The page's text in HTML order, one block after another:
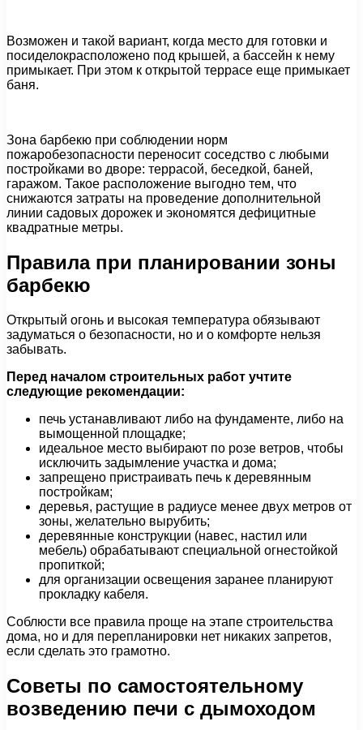
Возможен и такой вариант, когда место для готовки и
посиделокрасположено под крышей, а бассейн к нему
примыкает. При этом к открытой террасе еще примыкает
баня.
Зона барбекю при соблюдении норм
пожаробезопасности переносит соседство с любыми
постройками во дворе: террасой, беседкой, баней,
гаражом. Такое расположение выгодно тем, что
снижаются затраты на проведение дополнительной
линии садовых дорожек и экономятся дефицитные
квадратные метры.
Правила при планировании зоны
барбекю
Открытый огонь и высокая температура обязывают
задуматься о безопасности, но и о комфорте нельзя
забывать.
Перед началом строительных работ учтите
следующие рекомендации:
печь устанавливают либо на фундаменте, либо на
вымощенной площадке;
идеальное место выбирают по розе ветров, чтобы
исключить задымление участка и дома;
запрещено пристраивать печь к деревянным
постройкам;
деревья, растущие в радиусе менее двух метров от
зоны, желательно вырубить;
деревянные конструкции (навес, настил или
мебель) обрабатывают специальной огнестойкой
пропиткой;
для организации освещения заранее планируют
прокладку кабеля.
Соблюсти все правила проще на этапе строительства
дома, но и для перепланировки нет никаких запретов,
если сделать это грамотно.
Советы по самостоятельному
возведению печи с дымоходом